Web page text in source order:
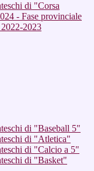
di "Corsa
- Fase provinciale
2023
di "Baseball 5"
di "Atletica"
di "Calcio a 5"
di "Basket"